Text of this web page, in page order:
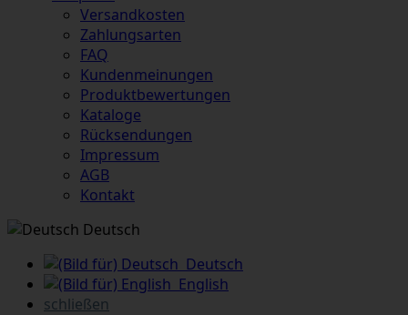
Versandkosten
Zahlungsarten
FAQ
Kundenmeinungen
Produktbewertungen
Kataloge
Rücksendungen
Impressum
AGB
Kontakt
Deutsch
Deutsch
English
schließen